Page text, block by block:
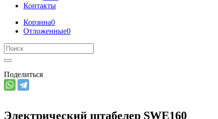
Контакты
Корзина0
Отложенные0
Поделиться
Электрический штабелер SWE160